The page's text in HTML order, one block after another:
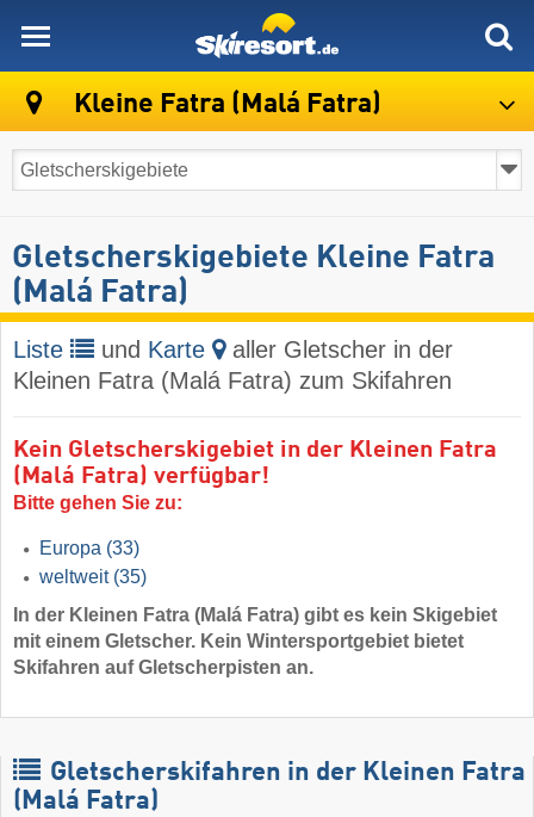
Kleine Fatra (Malá Fatra)
Gletscherskigebiete Kleine Fatra
(Malá Fatra)
Liste und Karte
aller Gletscher in der
Kleinen Fatra (Malá Fatra) zum Skifahren
Kein Gletscherskigebiet in der Kleinen Fatra
(Malá Fatra) verfügbar!
Bitte gehen Sie zu:
Europa (33)
weltweit(35)
In der Kleinen Fatra (Malá Fatra) gibt es kein Skigebiet
mit einem Gletscher. Kein Wintersportgebiet bietet
Skifahren auf Gletscherpisten an.
Gletscherskifahren in der Kleinen Fatra
(Malá Fatra)